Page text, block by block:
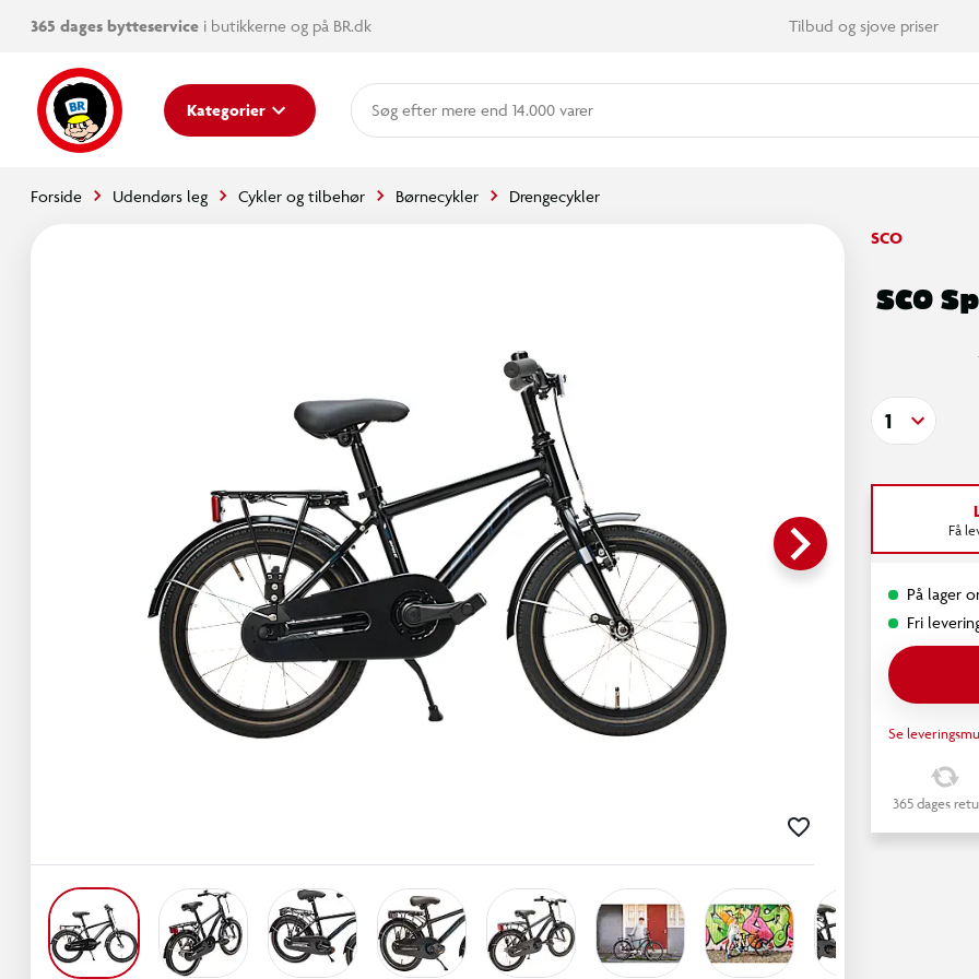
365 dages bytteservice i butikkerne og på BR.dk Tilbud og sjove priser
Kategorier mere end 14.000 varer
Forside Udendørs leg Cykler og tilbehør Børnecykler Drengecykler
keyboard_arrow_right
SCO
SCO
1
Få
På lager
Fri
Se
365 dages